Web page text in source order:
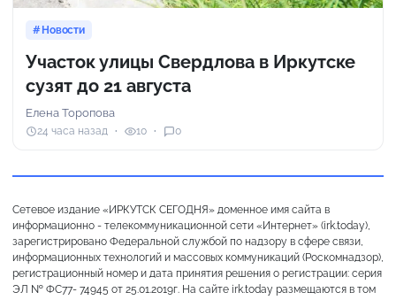
Новости
Участок улицы Свердлова в Иркутске
сузят до 21 августа
Елена Торопова
24 часа назад 10 0
Сетевое издание «ИРКУТСК СЕГОДНЯ» доменное имя сайта в
информационно - телекоммуникационной сети «Интернет» (irk.today),
зарегистрировано Федеральной службой по надзору в сфере связи,
информационных технологий и массовых коммуникаций (Роскомнадзор),
регистрационный номер и дата принятия решения о регистрации: серия
ЭЛ № ФС77- 74945 от 25.01.2019г. На сайте irk.today размещаются в том